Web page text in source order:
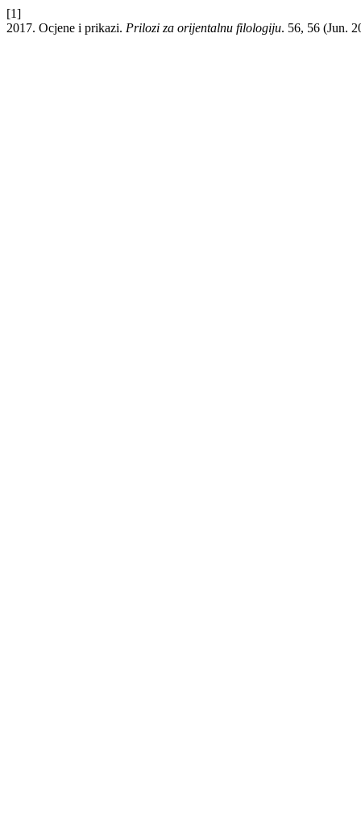
[1]
2017. Ocjene i prikazi. Prilozi za orijentalnu filologiju. 56, 56 (Jun.